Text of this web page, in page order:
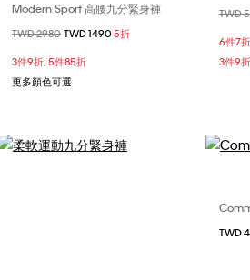
Modern Sport 高腰九分緊身褲
價格扣減從
TWD 2980 至
TWD 1490 5折
3件9折; 5件85折
更多顏色可選
價格
TWD
6件7折
3件9
TWD